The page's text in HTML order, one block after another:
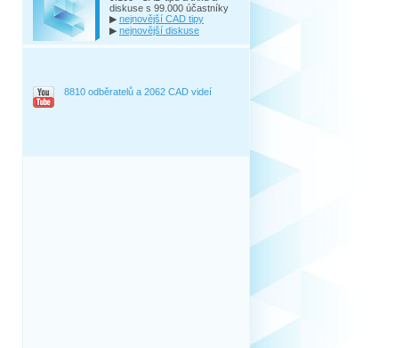
diskuse s 99.000 účastníky
▶ nejnovější CAD tipy
▶ nejnovější diskuse
8810 odběratelů a 2062 CAD videí